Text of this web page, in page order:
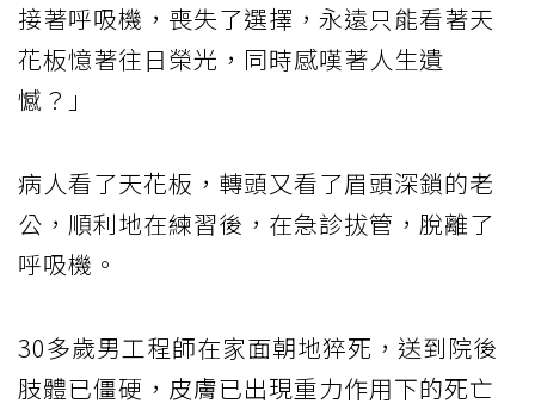
接著呼吸機，喪失了選擇，永遠只能看著天
花板憶著往日榮光，同時感嘆著人生遺
憾？」
病人看了天花板，轉頭又看了眉頭深鎖的老
公，順利地在練習後，在急診拔管，脫離了
呼吸機。
30多歲男工程師在家面朝地猝死，送到院後
肢體已僵硬，皮膚已出現重力作用下的死亡